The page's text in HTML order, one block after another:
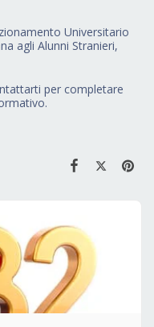
Universitario
agli Alunni Stranieri,
per completare